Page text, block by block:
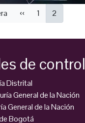
Página
‹‹ Página
1
Página
actual
2
de control
Distrital
General de la Nación
General de la Nación
Bogotá